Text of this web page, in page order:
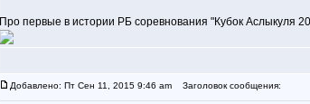
Про первые в истории РБ соревнования "Кубок Аслыкуля
Добавлено: Пт Сен 11, 2015 9:46 am Заголовок сообщения: